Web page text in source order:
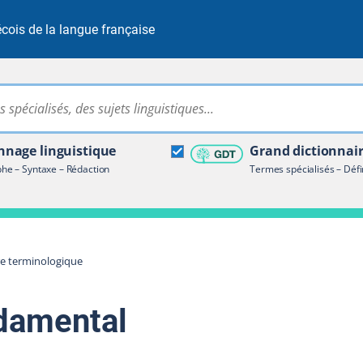
de la langue française
Rechercher dans tout le site
linguistique
– Syntaxe – Rédaction
Grand
Termes spécialisés –
terminologique
terminologique